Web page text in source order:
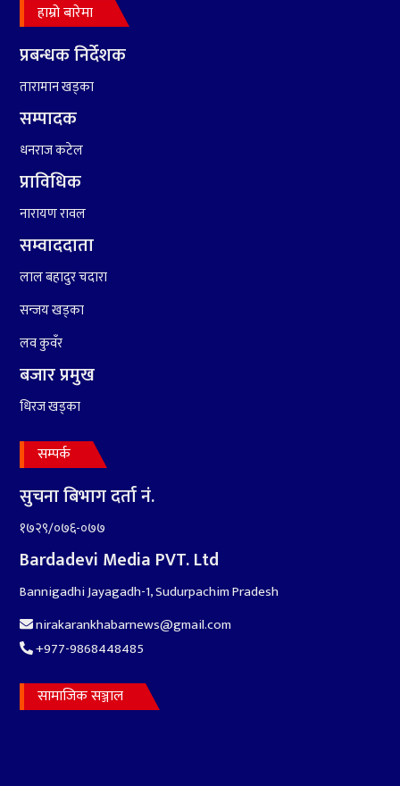
हाम्रो बारेमा
प्रबन्धक निर्देशक
तारामान खड्का
सम्पादक
धनराज कटेल
प्राविधिक
नारायण रावल
सम्वाददाता
लाल बहादुर चदारा
सन्जय खड्का
लव कुवँर
बजार प्रमुख
धिरज खड्का
सम्पर्क
सुचना बिभाग दर्ता नं.
१७२९/०७६-०७७
Bardadevi Media PVT. Ltd
Bannigadhi Jayagadh-1, Sudurpachim Pradesh
nirakarankhabarnews@gmail.com
+977-9868448485
सामाजिक सञ्जाल